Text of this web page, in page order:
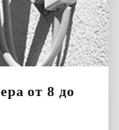
от 8 до